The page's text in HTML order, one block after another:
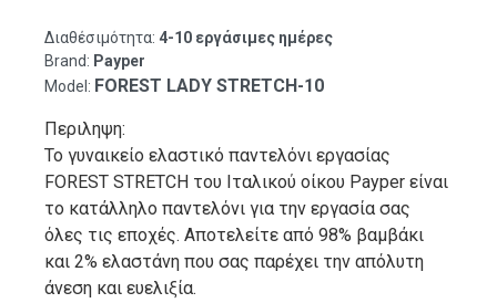
Διαθέσιμότητα: 4-10 εργάσιμες ημέρες
Brand: Payper
Model: FOREST LADY STRETCH-10
Περιληψη:
Το γυναικείο ελαστικό παντελόνι εργασίας
FOREST STRETCH του Ιταλικού οίκου Payper είναι
το κατάλληλο παντελόνι για την εργασία σας
όλες τις εποχές. Αποτελείτε από 98% βαμβάκι
και 2% ελαστάνη που σας παρέχει την απόλυτη
άνεση και ευελιξία.